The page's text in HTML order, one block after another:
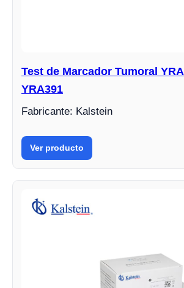
Test de Marcador Tumoral
YRA391
Fabricante: Kalstein
Ver producto